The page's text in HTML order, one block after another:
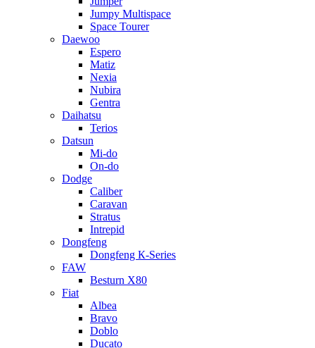
Jumpy Multispace
Space Tourer
Daewoo
Espero
Matiz
Nexia
Nubira
Gentra
Daihatsu
Terios
Datsun
Mi-do
On-do
Dodge
Caliber
Caravan
Stratus
Intrepid
Dongfeng
Dongfeng К-Series
FAW
Besturn Х80
Fiat
Albea
Bravo
Doblo
Ducato